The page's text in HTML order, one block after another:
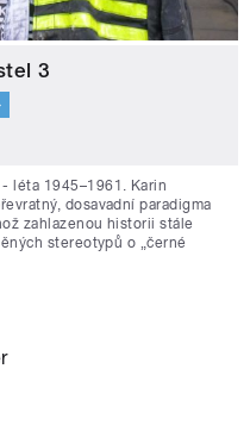
3
léta 1945–1961. Karin
dosavadní paradigma
zahlazenou historii stále
stereotypů o „černé